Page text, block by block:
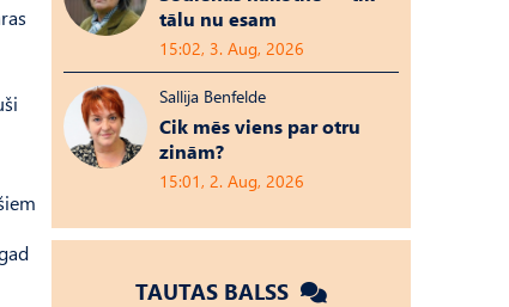
tālu nu esam
15:02, 3. Aug, 2026
Sallija Benfelde
Cik mēs viens par otru
zinām?
15:01, 2. Aug, 2026
TAUTAS BALSS